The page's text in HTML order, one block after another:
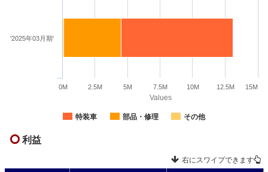
Values
特装車 部品・修理 その他
'2025年03月期'
0M 2.5M 5M 7.5M 10M 12.5M 15M
利益
右にスワイプできます